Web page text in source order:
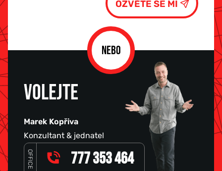
NEBO
VOLEJTE
Marek Kopřiva
Konzultant & jednatel
OFFICE 777 353 464